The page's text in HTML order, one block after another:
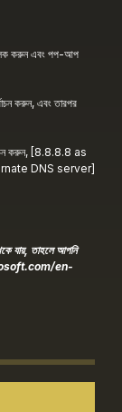
করুন এবং পপ-আপ
করুন, এবং তারপর
করুন, [8.8.8.8 as
DNS server]
যায়, তাহলে আপনি
en-